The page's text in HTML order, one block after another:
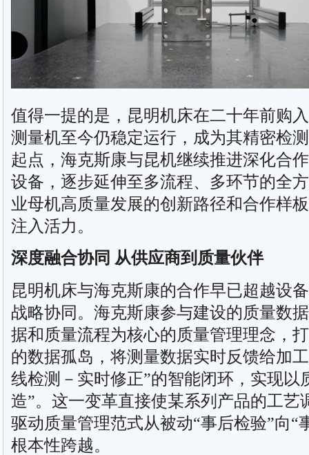
值得一提的是，昆明机床在二十年前购
测量机至今仍稳定运行，成为其精密检
起点，海克斯康与昆机继续推进深化合
设备，逐步延伸至多流程、多环节的全
业母机高质量发展的创新路径和合作样
注入活力。
深度融合协同 从供应商到质量伙伴
昆明机床与海克斯康的合作早已超越设
战略协同。海克斯康参与建设的质量数
据和质量流程为核心的质量管理理念，
的数据孤岛，将测量数据实时反馈给加
线检测－实时修正”的智能闭环，实现以
造”。这一变革直接使某系列产品的工艺
驱动质量管理范式从被动“事后检验”向“
根本性跨越。